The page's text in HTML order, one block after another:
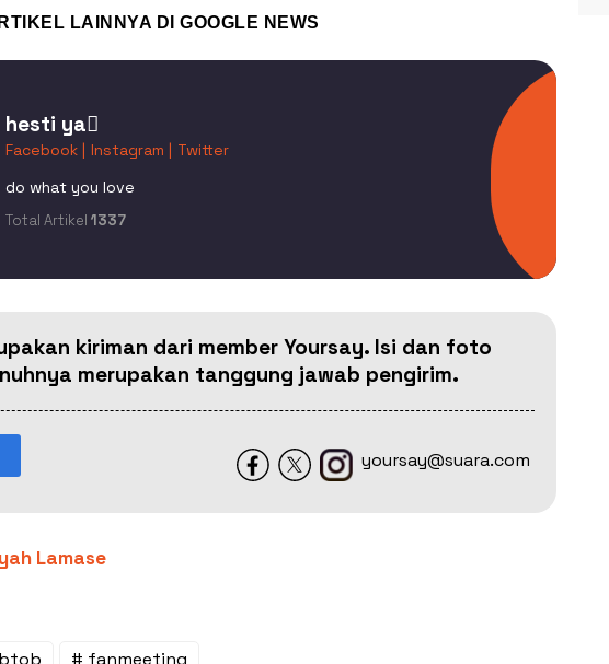
LAINNYA DI GOOGLE NEWS
hesti ya
Facebook | Instagram | Twitter
do what you love
Total Artikel 1337
kiriman dari member Yoursay. Isi dan foto
merupakan tanggung jawab pengirim.
yoursay@suara.com
Lamase
# fanmeeting